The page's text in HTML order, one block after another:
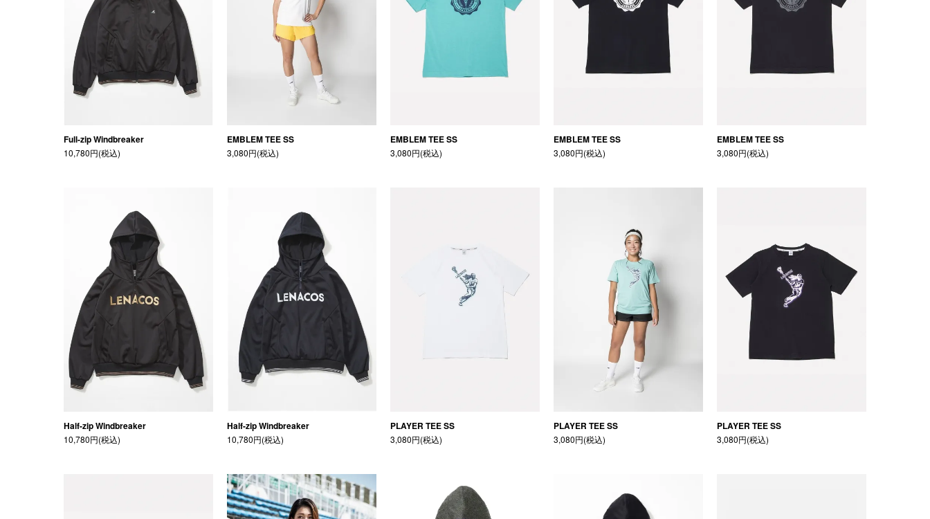
Full-zip Windbreaker
10,780円(税込)
EMBLEM TEE SS
3,080円(税込)
EMBLEM TEE SS
3,080円(税込)
EMBLEM TEE SS
3,080円(税込)
EMBLEM TEE SS
3,080円(税込)
Half-zip Windbreaker
10,780円(税込)
Half-zip Windbreaker
10,780円(税込)
PLAYER TEE SS
3,080円(税込)
PLAYER TEE SS
3,080円(税込)
PLAYER TEE SS
3,080円(税込)